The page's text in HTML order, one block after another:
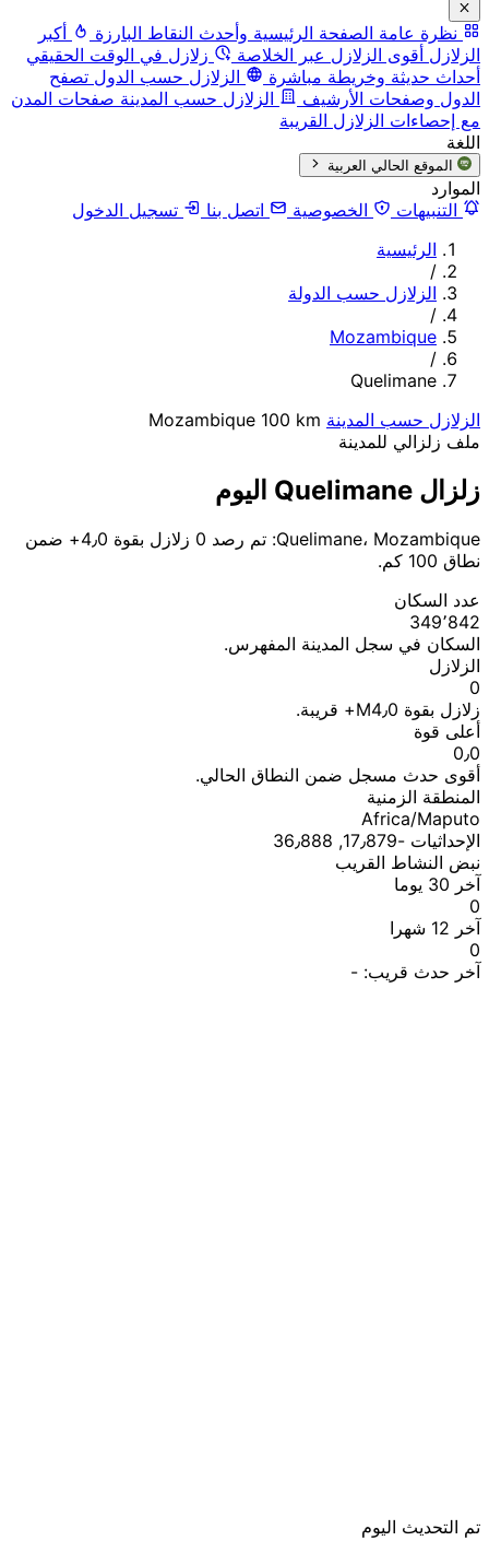
نظرة عامة الصفحة الرئيسية وأحدث النقاط البارزة
أكبر
الزلازل أقوى الزلازل عبر الخلاصة
زلازل في الوقت الحقيقي
أحداث حديثة وخريطة مباشرة
الزلازل حسب الدول تصفح
الدول وصفحات الأرشيف
الزلازل حسب المدينة صفحات المدن
مع إحصاءات الزلازل القريبة
اللغة
الموقع الحالي العربية
الموارد
التنبيهات
الخصوصية اتصل بنا
تسجيل الدخول
الرئيسية
/
الزلازل حسب الدولة
/
Mozambique
/
Quelimane
الزلازل حسب المدينة
Mozambique 100 km
ملف زلزالي للمدينة
زلزال Quelimane اليوم
Quelimane، Mozambique: تم رصد 0 زلازل بقوة 4٫0+ ضمن
نطاق 100 كم.
عدد السكان
349٬842
السكان في سجل المدينة المفهرس.
الزلازل
0
زلازل بقوة M4٫0+ قريبة.
أعلى قوة
0٫0
أقوى حدث مسجل ضمن النطاق الحالي.
المنطقة الزمنية
Africa/Maputo
الإحداثيات ؜-17٫879, 36٫888
نبض النشاط القريب
آخر 30 يوما
0
آخر 12 شهرا
0
آخر حدث قريب: -
تم التحديث اليوم